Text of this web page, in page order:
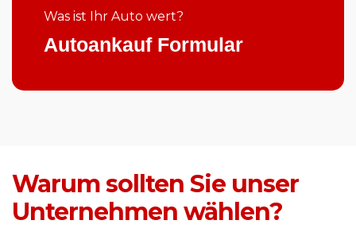
Was ist Ihr Auto wert?
Autoankauf Formular
Warum sollten Sie unser
Unternehmen wählen?